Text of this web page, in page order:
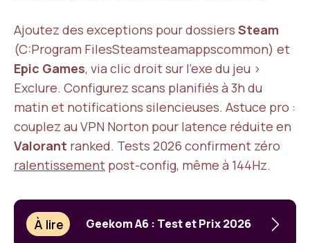
Ajoutez des exceptions pour dossiers Steam
(C:Program FilesSteamsteamappscommon) et
Epic Games, via clic droit sur l’exe du jeu >
Exclure. Configurez scans planifiés à 3h du
matin et notifications silencieuses. Astuce pro :
couplez au VPN Norton pour latence réduite en
Valorant ranked. Tests 2026 confirment zéro
ralentissement post-config, même à 144Hz.
À lire Geekom A6 : Test et Prix 2026